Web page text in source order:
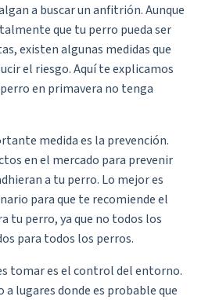
a buscar un anfitrión. Aunque
que tu perro pueda ser
existen algunas medidas que
el riesgo. Aquí te explicamos
en primavera no tenga
medida es la prevención.
en el mercado para prevenir
a tu perro. Lo mejor es
para que te recomiende el
tu perro, ya que no todos los
para todos los perros.
tomar es el control del entorno.
a lugares donde es probable que